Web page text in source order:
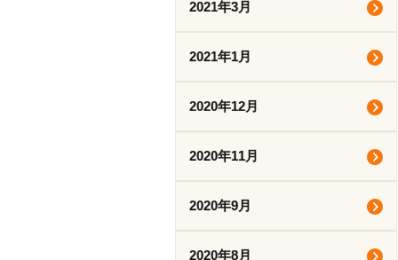
2021年3月
2021年1月
2020年12月
2020年11月
2020年9月
2020年8月